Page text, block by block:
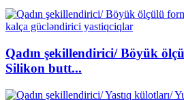
Qadın şekillendirici/ Böyük
Silikon butt...